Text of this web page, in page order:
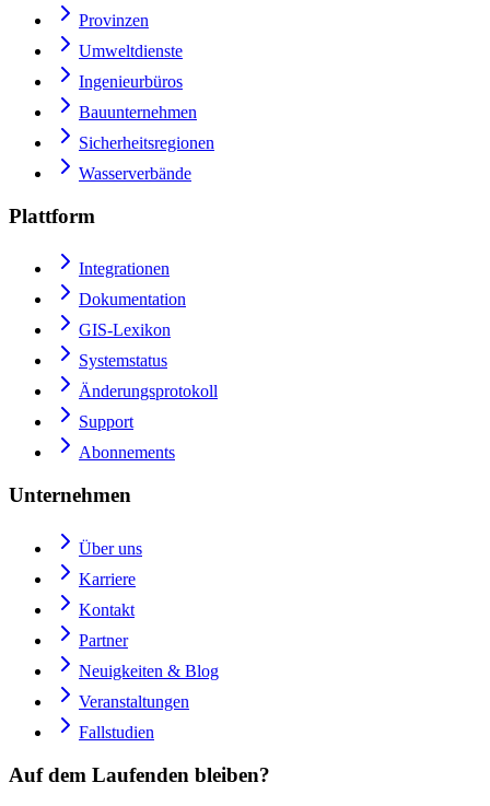
Provinzen
Umweltdienste
Ingenieurbüros
Bauunternehmen
Sicherheitsregionen
Wasserverbände
Plattform
Integrationen
Dokumentation
GIS-Lexikon
Systemstatus
Änderungsprotokoll
Support
Abonnements
Unternehmen
Über uns
Karriere
Kontakt
Partner
Neuigkeiten & Blog
Veranstaltungen
Fallstudien
Auf dem Laufenden bleiben?